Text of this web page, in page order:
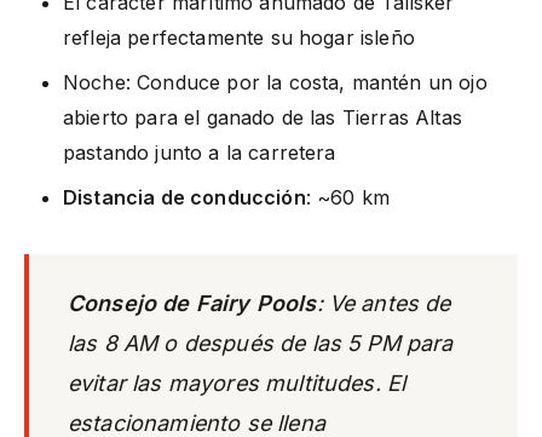
refleja perfectamente su hogar isleño
Noche: Conduce por la costa, mantén un ojo
abierto para el ganado de las Tierras Altas
pastando junto a la carretera
Distancia de conducción: ~60 km
Consejo de Fairy Pools: Ve antes de
las 8 AM o después de las 5 PM para
evitar las mayores multitudes. El
estacionamiento se llena